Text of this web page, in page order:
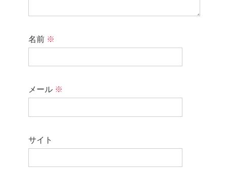
名前 ※
メール ※
サイト